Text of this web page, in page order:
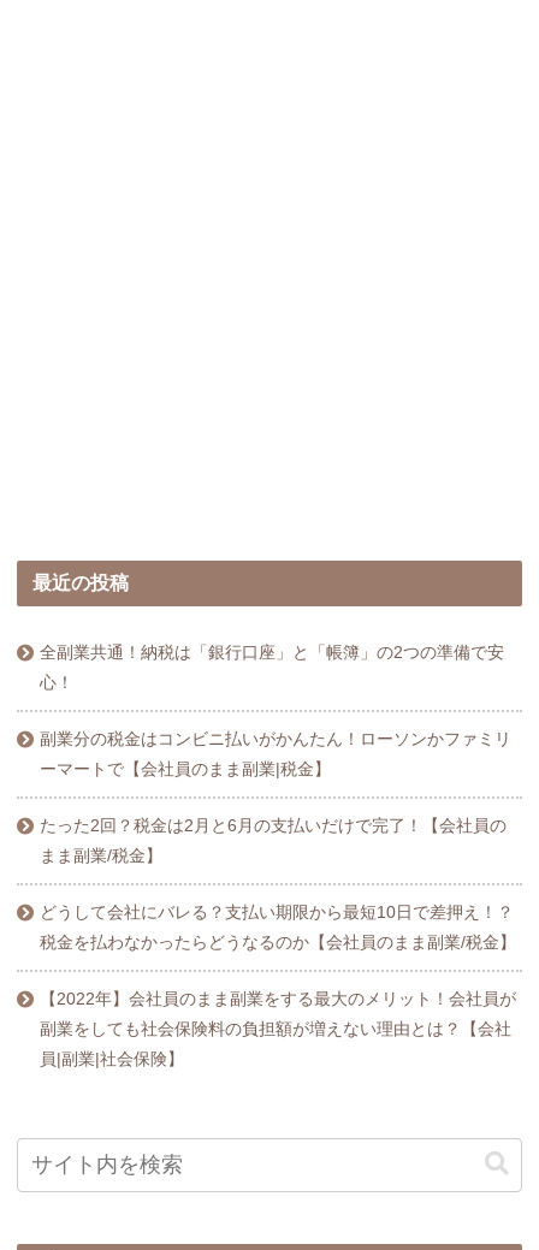
最近の投稿
全副業共通！納税は「銀行口座」と「帳簿」の2つの準備で安
心！
副業分の税金はコンビニ払いがかんたん！ローソンかファミリ
ーマートで【会社員のまま副業|税金】
たった2回？税金は2月と6月の支払いだけで完了！【会社員の
まま副業/税金】
どうして会社にバレる？支払い期限から最短10日で差押え！？
税金を払わなかったらどうなるのか【会社員のまま副業/税金】
【2022年】会社員のまま副業をする最大のメリット！会社員が
副業をしても社会保険料の負担額が増えない理由とは？【会社
員|副業|社会保険】